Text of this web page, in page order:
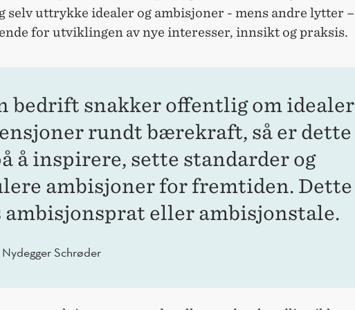
selv uttrykke idealer og ambisjoner - mens andre lytter –
for utviklingen av nye interesser, innsikt og praksis.
bedrift snakker offentlig om idealer
rundt bærekraft, så er dette
å inspirere, sette standarder og
ambisjoner for fremtiden. Dette
ambisjonsprat eller ambisjonstale.
Schrøder